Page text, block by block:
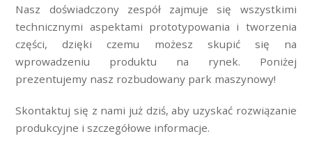
Nasz doświadczony zespół zajmuje się wszystkimi
technicznymi aspektami prototypowania i tworzenia
części, dzięki czemu możesz skupić się na
wprowadzeniu produktu na rynek. Poniżej
prezentujemy nasz rozbudowany park maszynowy!
Skontaktuj się z nami już dziś, aby uzyskać rozwiązanie
produkcyjne i szczegółowe informacje.